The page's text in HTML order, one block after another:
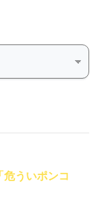
危ういポンコ